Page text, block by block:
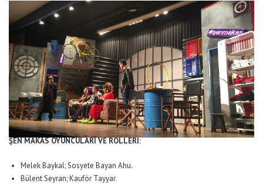
ŞEN MAKAS OYUNCULARI VE ROLLERİ:
Melek Baykal; Sosyete Bayan Ahu.
Bülent Seyran; Kauför Tayyar.